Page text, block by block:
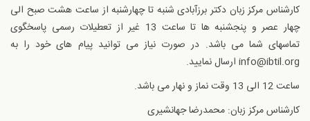
کارشناس مرکز زبان دکتر برزآبادی شنبه تا چهارشنبه از ساعت هشت صبح الی
چهار عصر و پنجشنبه ها تا ساعت 13 غیر از تعطیلات رسمی پاسخگوی
تماسهای شما می باشد. در صورت نیاز می توانید پیام های خود را به
info@ibtil.org ارسال نمایید.
ساعت 12 الی 13 وقت نماز و نهار می باشد.
کارشناس مرکز زبان: محمدرضا جهانشیری